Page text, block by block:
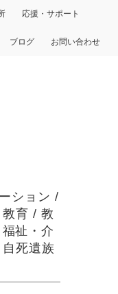
応援・サポート
ブログ お問い合わせ
ション /
教育 / 教
福祉・介
死遺族